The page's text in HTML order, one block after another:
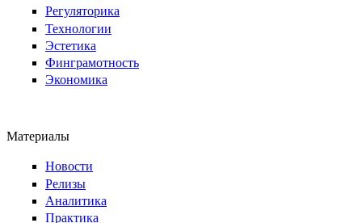
Регуляторика
Технологии
Эстетика
Финграмотность
Экономика
Материалы
Новости
Релизы
Аналитика
Практика